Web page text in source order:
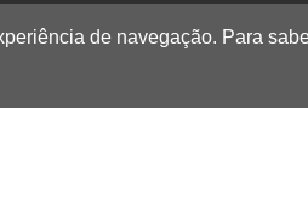
de navegação. Para